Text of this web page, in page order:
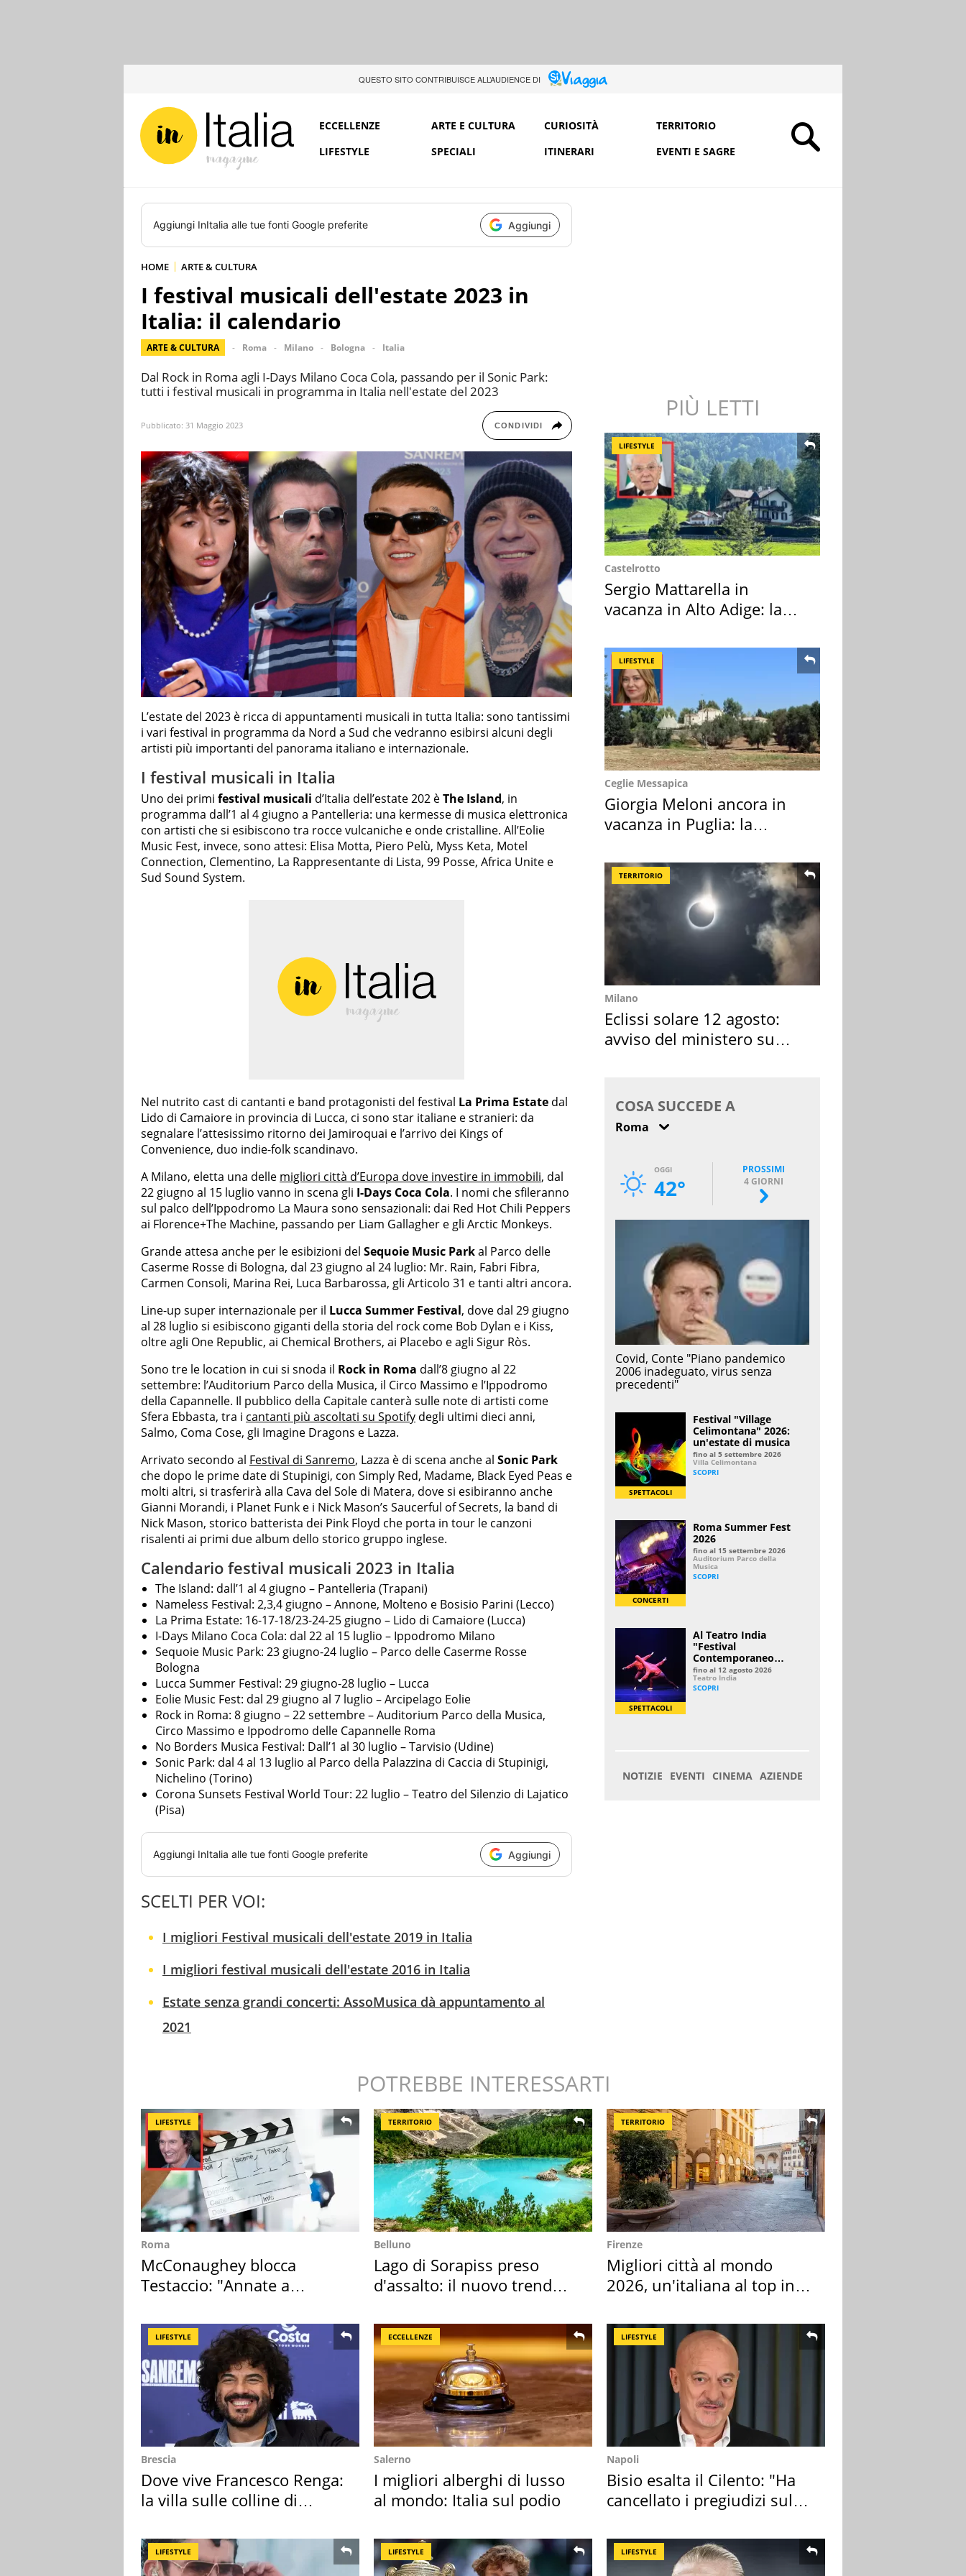
QUESTO SITO CONTRIBUISCE ALL’AUDIENCE DI
ECCELLENZE ARTE E CULTURA CURIOSITÀ
TERRITORIO
LIFESTYLE
SPECIALI ITINERARI EVENTI E SAGRE
Aggiungi InItalia alle tue fonti Google preferite Aggiungi
HOME ARTE & CULTURA
I festival musicali dell'estate 2023 in
Italia: il calendario
ARTE & CULTURA Roma Milano Bologna Italia
Dal Rock in Roma agli I-Days Milano Coca Cola, passando per il Sonic Park:
tutti i festival musicali in programma in Italia nell'estate del 2023
Pubblicato: 31 Maggio 2023 CONDIVIDI
L’estate del 2023 è ricca di appuntamenti musicali in tutta Italia: sono tantissimi
i vari festival in programma da Nord a Sud che vedranno esibirsi alcuni degli
artisti più importanti del panorama italiano e internazionale.
I festival musicali in Italia
Uno dei primi festival musicali d’Italia dell’estate 202 èThe Island, in
programma dall’1 al 4 giugno a Pantelleria: una kermesse di musica elettronica
con artisti che si esibiscono tra rocce vulcaniche e onde cristalline. All’Eolie
Music Fest, invece, sono attesi: Elisa Motta, Piero Pelù, Myss Keta, Motel
Connection, Clementino, La Rappresentante di Lista, 99 Posse, Africa Unite e
Sud Sound System.
Nel nutrito cast di cantanti e band protagonisti del festival La Prima Estate dal
Lido di Camaiore in provincia di Lucca, ci sono star italiane e stranieri: da
segnalare l’attesissimo ritorno dei Jamiroquai e l’arrivo dei Kings of
Convenience, duo indie-folk scandinavo.
A Milano, eletta una delle migliori città d’Europa dove investire in immobili, dal
22 giugno al 15 luglio vanno in scena gli I-Days Coca Cola. I nomi che sfileranno
sul palco dell’Ippodromo La Maura sono sensazionali: dai Red Hot Chili Peppers
ai Florence+The Machine, passando per Liam Gallagher e gli Arctic Monkeys.
Grande attesa anche per le esibizioni del Sequoie Music Parkal Parco delle
Caserme Rosse di Bologna, dal 23 giugno al 24 luglio: Mr. Rain, Fabri Fibra,
Carmen Consoli, Marina Rei, Luca Barbarossa, gli Articolo 31 e tanti altri ancora.
Line-up super internazionale per il Lucca Summer Festival, dove dal 29 giugno
al 28 luglio si esibiscono giganti della storia del rock come Bob Dylan e i Kiss,
oltre agli One Republic, ai Chemical Brothers, ai Placebo e agli Sigur Ròs.
Sono tre le location in cui si snoda il Rock in Roma dall’8 giugno al 22
settembre: l’Auditorium Parco della Musica, il Circo Massimo e l’Ippodromo
della Capannelle. Il pubblico della Capitale canterà sulle note di artisti come
Sfera Ebbasta, tra i cantanti più ascoltati su Spotify degli ultimi dieci anni,
Salmo, Coma Cose, gli Imagine Dragons e Lazza.
Arrivato secondo al Festival di Sanremo, Lazza è di scena anche al Sonic Park
che dopo le prime date di Stupinigi, con Simply Red, Madame, Black Eyed Peas e
molti altri, si trasferirà alla Cava del Sole di Matera, dove si esibiranno anche
Gianni Morandi, i Planet Funk e i Nick Mason’s Saucerful of Secrets, la band di
Nick Mason, storico batterista dei Pink Floyd che porta in tour le canzoni
risalenti ai primi due album dello storico gruppo inglese.
Calendario festival musicali 2023 in Italia
The Island: dall’1 al 4 giugno – Pantelleria (Trapani)
Nameless Festival: 2,3,4 giugno – Annone, Molteno e Bosisio Parini (Lecco)
La Prima Estate: 16-17-18/23-24-25 giugno – Lido di Camaiore (Lucca)
I-Days Milano Coca Cola: dal 22 al 15 luglio – Ippodromo Milano
Sequoie Music Park: 23 giugno-24 luglio – Parco delle Caserme Rosse
Bologna
Lucca Summer Festival: 29 giugno-28 luglio – Lucca
Eolie Music Fest: dal 29 giugno al 7 luglio – Arcipelago Eolie
Rock in Roma: 8 giugno – 22 settembre – Auditorium Parco della Musica,
Circo Massimo e Ippodromo delle Capannelle Roma
No Borders Musica Festival: Dall’1 al 30 luglio – Tarvisio (Udine)
Sonic Park: dal 4 al 13 luglio al Parco della Palazzina di Caccia di Stupinigi,
Nichelino (Torino)
Corona Sunsets Festival World Tour: 22 luglio – Teatro del Silenzio di Lajatico
(Pisa)
Aggiungi InItalia alle tue fonti Google preferite Aggiungi
SCELTI PER VOI:
I migliori Festival musicali dell'estate 2019 in Italia
I migliori festival musicali dell'estate 2016 in Italia
Estate senza grandi concerti: AssoMusica dà appuntamento al
2021
PIÙ LETTI
LIFESTYLE
Castelrotto
Sergio Mattarella in
vacanza in Alto Adige: la
LIFESTYLE
Ceglie Messapica
Giorgia Meloni ancora in
vacanza in Puglia: la
TERRITORIO
Milano
Eclissi solare 12 agosto:
avviso del ministero su
POTREBBE INTERESSARTI
LIFESTYLE
Roma
McConaughey blocca
Testaccio: "Annate a
TERRITORIO
Belluno
Lago di Sorapiss preso
d'assalto: il nuovo trend
TERRITORIO
Firenze
Migliori città al mondo
2026, un'italiana al top in
LIFESTYLE
Brescia
Dove vive Francesco Renga:
la villa sulle colline di
ECCELLENZE
Salerno
I migliori alberghi di lusso
al mondo: Italia sul podio
LIFESTYLE
Napoli
Bisio esalta il Cilento: "Ha
cancellato i pregiudizi sul
LIFESTYLE LIFESTYLE LIFESTYLE